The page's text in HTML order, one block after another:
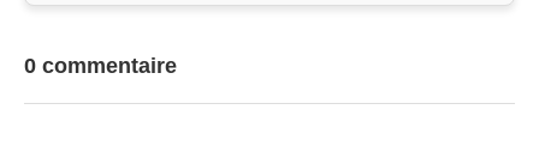
0 commentaire